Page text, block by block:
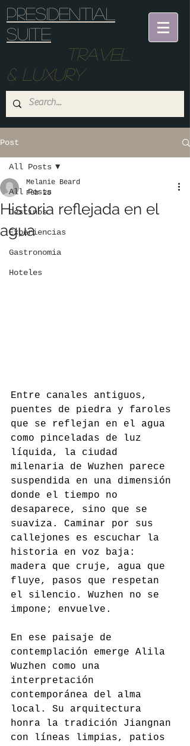
Presidential
suite
Travel
& Luxury
Post
All Posts
Destinos
Experiencias
Gastronomia
Hoteles
All Posts
Historia reflejada en el
agua
Melanie Beard
Feb 28
Entre canales antiguos,
puentes de piedra y faroles
que se reflejan en el agua
como pinceladas de luz
líquida, la ciudad
milenaria de Wuzhen parece
suspendida en una dimensión
donde el tiempo no
desaparece, sino que se
suaviza. Caminar por sus
callejones es escuchar la
historia en voz baja:
madera que cruje, agua que
fluye, pasos que respetan
el silencio. Wuzhen no se
impone; envuelve.
En ese paisaje de
contemplación emerge Alila
Wuzhen como una
interpretación
contemporánea del alma
local. Su arquitectura
honra la tradición Jiangnan
con líneas limpias, patios